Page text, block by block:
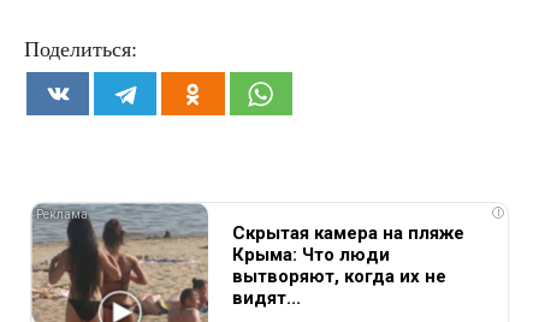
Поделиться:
i
Скрытая камера на пляже
Крыма: Что люди
вытворяют, когда их не
видят...